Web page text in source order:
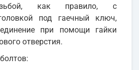
как правило, с
под гаечный ключ,
при помощи гайки
отверстия.